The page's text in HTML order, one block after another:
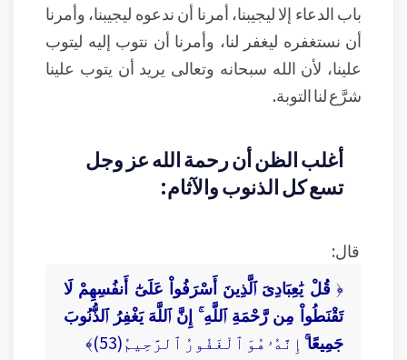
باب الدعاء إلا ليجيبنا، أمرنا أن ندعوه ليجيبنا، وأمرنا
أن نستغفره ليغفر لنا، وأمرنا أن نتوب إليه ليتوب
علينا، لأن الله سبحانه وتعالى يريد أن يتوب علينا
شرَّع لنا التوبة.
أغلب الظن أن رحمة الله عز وجل
تسع كل الذنوب والآثام:
قال:
﴿ قُلْ يَٰعِبَادِىَ ٱلَّذِينَ أَسْرَفُواْ عَلَىٰٓ أَنفُسِهِمْ لَا
تَقْنَطُواْ مِن رَّحْمَةِ ٱللَّهِ ۚ إِنَّ ٱللَّهَ يَغْفِرُ ٱلذُّنُوبَ
جَمِيعًا ۚ إِنَّهُۥ هُوَ ٱلْغَفُورُ ٱلرَّحِيمُ(53)﴾